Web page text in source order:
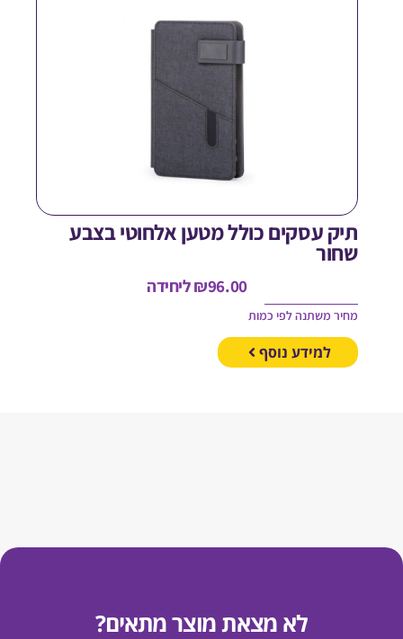
עסקים כולל מטען אלחוטי בצבע
₪ליחידה
משתנה לפי כמות
למידע נוסף
לא מצאת מוצר מתאים?